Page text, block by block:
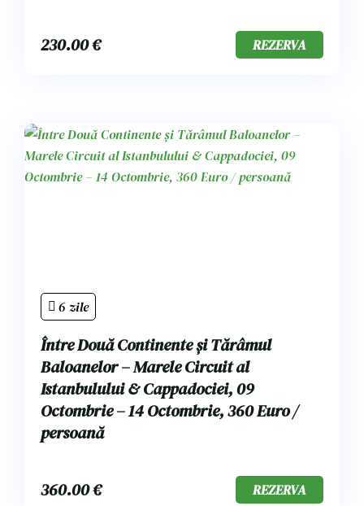
230.00€ REZERVA
6 zile
Între Două Continente și Tărâmul
Baloanelor – Marele Circuit al
Istanbulului & Cappadociei, 09
Octombrie – 14 Octombrie, 360 Euro /
persoană
360.00€ REZERVA